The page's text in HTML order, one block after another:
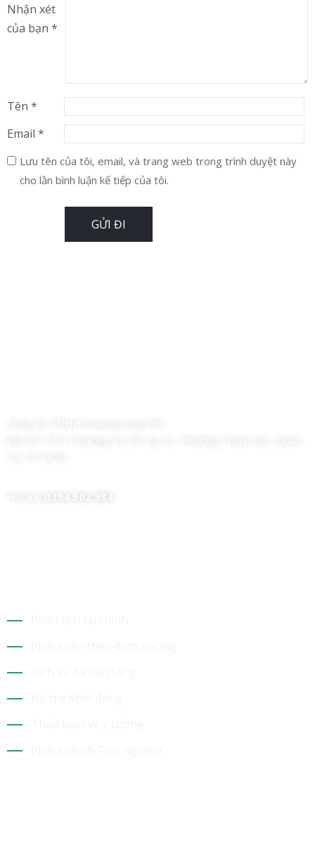
Nhận xét
của bạn *
Tên *
Email *
Lưu tên của tôi, email, và trang web trong trình duyệt này
cho lần bình luận kế tiếp của tôi.
0394 502 984